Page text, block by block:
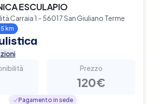
ESCULAPIO
Carraia 1 - 56017 San Giuliano Terme
km
Prezzo
120€
Pagamento in sede